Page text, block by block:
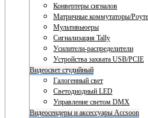
Конвертеры сигналов
Матричные коммутаторы/
Мультивьюеры
Сигнализация Tally
Усилители-распределители
Устройства захвата USB/PCIE
Видеосвет студийный
Галогенный свет
Светодиодный LED
Управление светом DMX
Видеосендеры и аксессуары Accsoon